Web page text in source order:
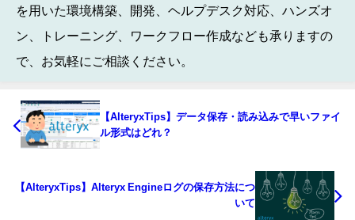
を用いた環境構築、開発、ヘルプデスク対応、ハンズオ
ン、トレーニング、ワークフロー作成なども承りますの
で、お気軽にご相談ください。
【AlteryxTips】データ保存・読み込みで早いファイ
ル形式はどれ？
【AlteryxTips】Alteryx Engineログの保存方法につ
いて